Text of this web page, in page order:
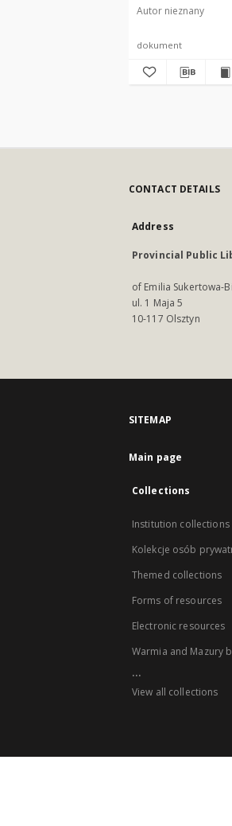
Autor nieznany
dokument
CONTACT DETAILS
Address
Provincial Public
of Emilia Sukertowa-
ul. 1 Maja 5
10-117 Olsztyn
SITEMAP
Main page
Collections
Institution collections
Kolekcje osób
Themed collections
Forms of resources
Electronic resources
Warmia and Mazury
...
View all collections